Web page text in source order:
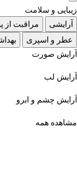
زیبایی و سلامت
آرایشی
مراقبت از
عطر و اسپری
آرایش صورت
آرایش لب
آرایش چشم و ابرو
مشاهده همه